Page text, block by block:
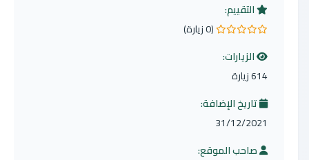
التقييم:
0.0 من 5 نجوم
(0 زيارة)
الزيارات:
614 زيارة
تاريخ الإضافة:
31/12/2021
صاحب الموقع: